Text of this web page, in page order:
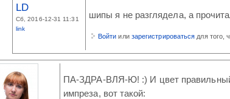
LD
Сб, 2016-12-31 11:31
link
шипы я не разглядела, а
Войти или зарегистрироваться для того,
ПА-ЗДРА-ВЛЯ-Ю! :) И цвет правильный
импреза, вот такой: